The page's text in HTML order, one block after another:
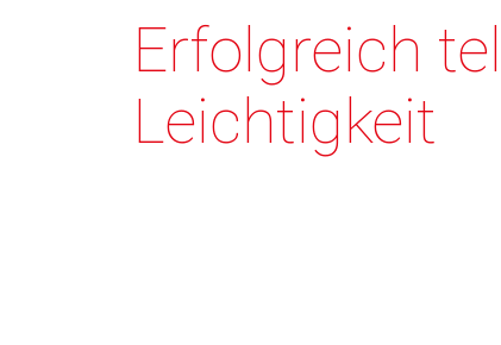
Erfolgreich
Leichtigkeit